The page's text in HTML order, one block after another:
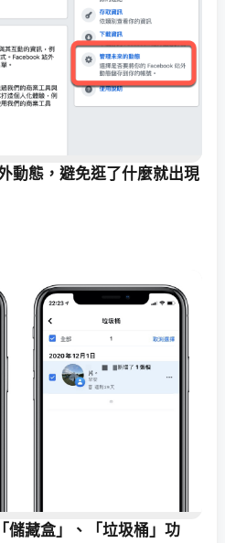
動態，避免逛了什麼就出現
儲藏盒」、「垃圾桶」功